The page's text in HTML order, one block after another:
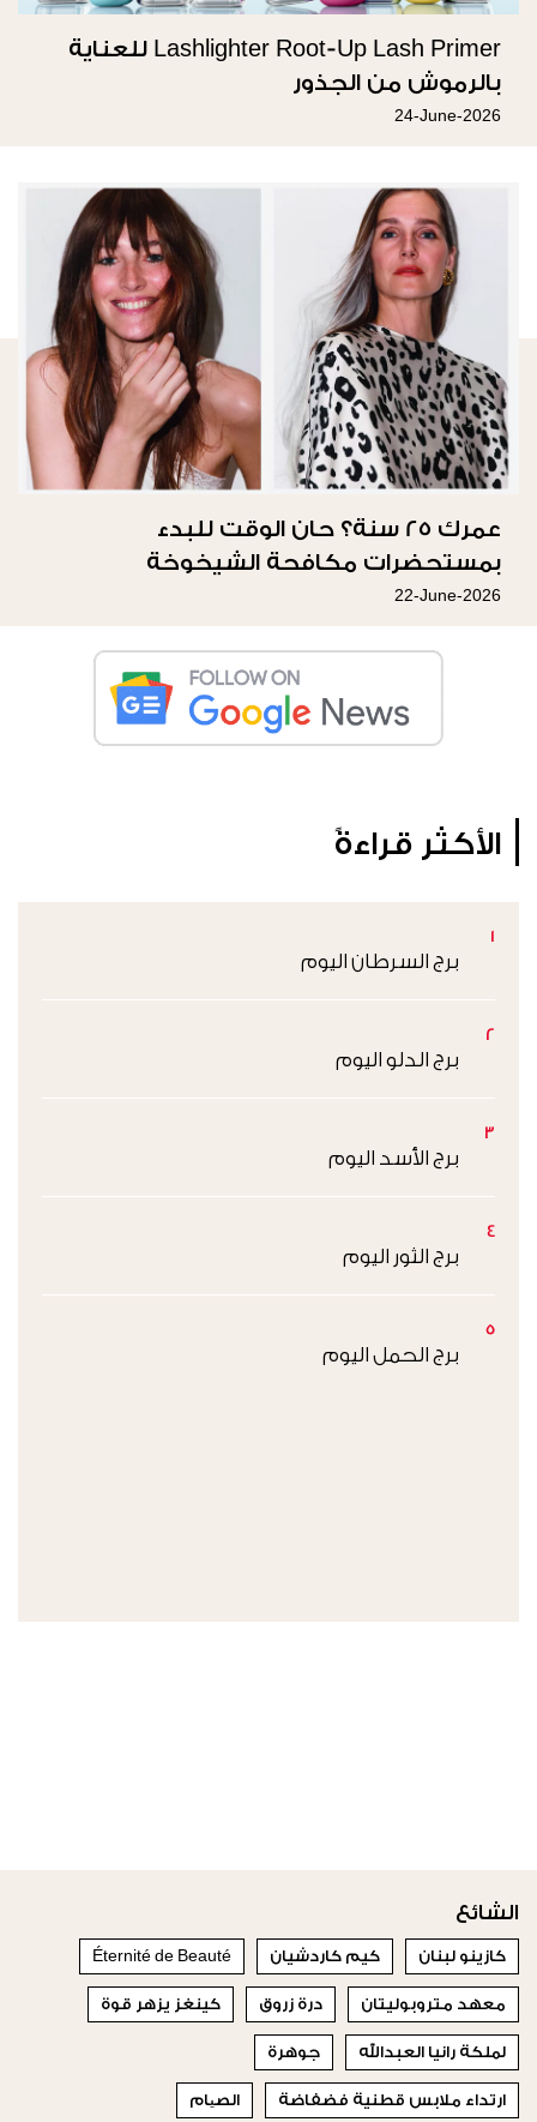
Lashlighter Root-Up Lash Primer للعناية
بالرموش من الجذور
24-June-2026
عمرك 25 سنة؟ حان الوقت للبدء
بمستحضرات مكافحة الشيخوخة
22-June-2026
الأكثر قراءةً
1
برج السرطان اليوم
2
برج الدلو اليوم
3
برج الأسد اليوم
4
برج الثور اليوم
5
برج الحمل اليوم
الشائع
كازينو لبنان كيم كاردشيان Éternité de Beauté
معهد متروبوليتان درة زروق كينغز يزهر قوة
لملكة رانيا العبدالله جوهرة
ارتداء ملابس قطنية فضفاضة الصیام